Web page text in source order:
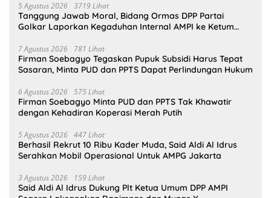
5 Agustus 2026 3719 Lihat
Tanggung Jawab Moral, Bidang Ormas DPP Partai
Golkar Laporkan Kegaduhan Internal AMPI ke Ketum
7 Agustus 2026 781 Lihat
Firman Soebagyo Tegaskan Pupuk Subsidi Harus Tepat
Sasaran, Minta PUD dan PPTS Dapat Perlindungan Hukum
6 Agustus 2026 575 Lihat
Firman Soebagyo Minta PUD dan PPTS Tak Khawatir
dengan Kehadiran Koperasi Merah Putih
5 Agustus 2026 447 Lihat
Berhasil Rekrut 10 Ribu Kader Muda, Said Aldi Al Idrus
Serahkan Mobil Operasional Untuk AMPG Jakarta
3 Agustus 2026 159 Lihat
Said Aldi Al Idrus Dukung Plt Ketua Umum DPP AMPI